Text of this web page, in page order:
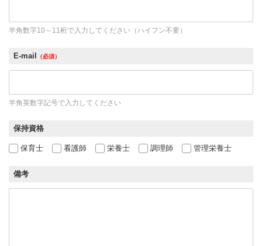
半角数字10～11桁で入力してください（ハイフン不要）
E-mail （必須）
半角英数字記号で入力してください
保持資格
保育士 看護師 栄養士 調理師 管理栄養士
備考